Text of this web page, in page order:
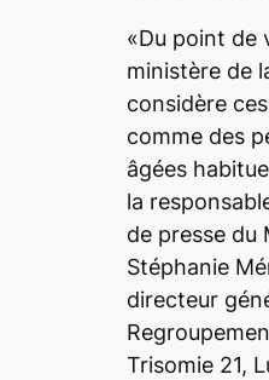
«Du point de
ministère de
considère
comme des
âgées
la
de presse du
Stéphanie
directeur
Trisomie 21,